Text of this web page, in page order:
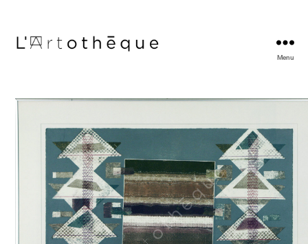
Menu